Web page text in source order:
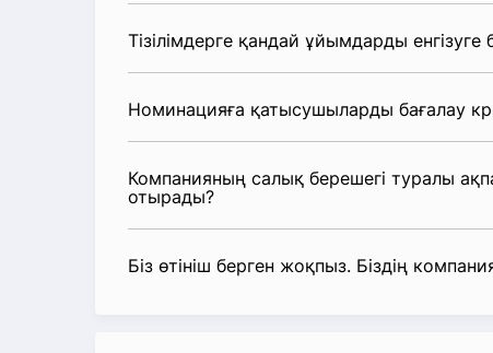
Тізілімдерге қандай ұйымдарды енгізуге
Номинацияға қатысушыларды бағалау
Компанияның салық берешегі туралы
отырады?
Біз өтініш берген жоқпыз. Біздің компания